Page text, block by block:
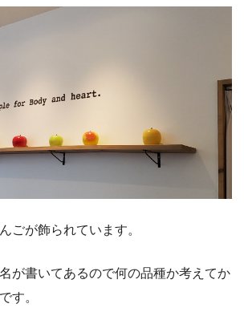
ごが飾られています。
が書いてあるので何の品種か考えてか
す。